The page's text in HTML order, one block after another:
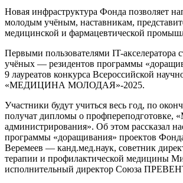
Новая инфраструктура Фонда позволяет
молодым учёным, наставникам,
медицинской и фармацевтической
Первыми пользователями IT-акселератора
учёных — резидентов программы
9 лауреатов конкурса Всероссийской
«МЕДИЦИНА МОЛОДАЯ»-2025.
Участники будут учиться весь год, по
получат дипломы о профпереподготовке,
администрирования». Об этом рассказал
программы «доращивания» проектов
Веремеев — канд.мед.наук, советник
терапии и профилактической медицины
исполнительный директор Союза